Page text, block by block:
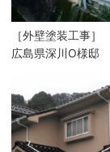
［外壁塗装工事］
広島県深川O様邸